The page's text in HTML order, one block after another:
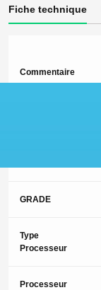
Fiche technique
Commentaire
GRADE
Type
Processeur
Processeur